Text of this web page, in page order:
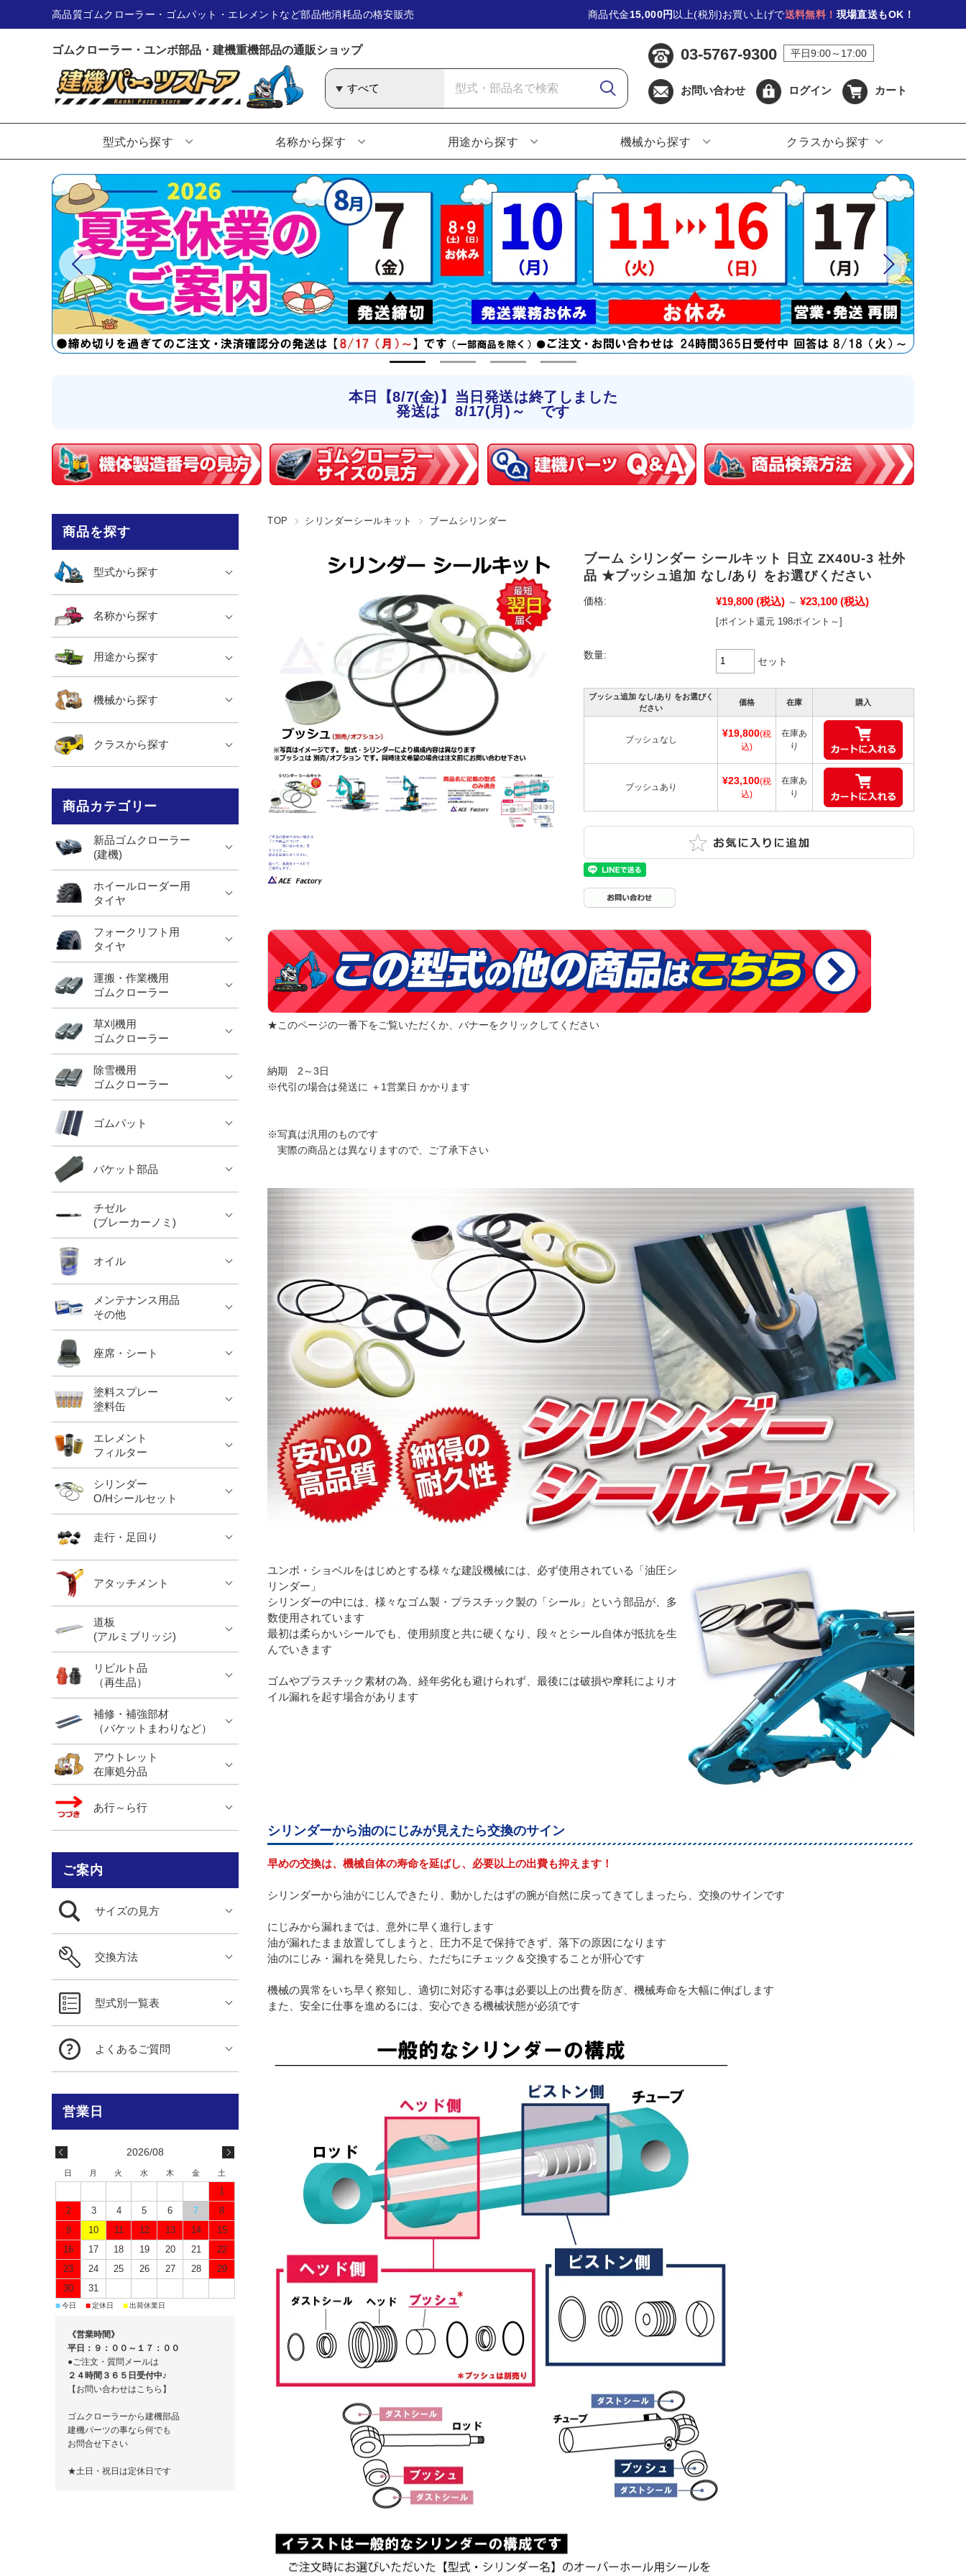
高品質ゴムクローラー・ゴムパット・エレメントなど部品他消耗品の格安販売 商品代金15,000円 以上(税別)お買い上げで送料無料！ 現場直送もOK！
ゴムクローラー・ユンボ部品・建機重機部品の通販ショップ 03-5767-9300 平日9:00～17:00
お問い合わせ ログイン カート
型式から探す 名称から探す 用途から探す 機械から探す クラスから探す
本日【8/7(金)】当日発送は終了しました
発送は 8/17(月)～ です
TOP シリンダーシールキット ブームシリンダー
ブーム シリンダー シールキット 日立 ZX40U-3 社外
品 ★ブッシュ追加 なし/あり をお選びください
価格: ¥19,800 (税込) ～ ¥23,100 (税込)
[ポイント還元 198ポイント～]
数量:
セット
ブッシュ追加 なし/あり をお選びく
ださい
価格 在庫 購入
ブッシュなし
¥19,800(税
込)
在庫あ
り
ブッシュあり
¥23,100(税
込)
在庫あ
り
★このページの一番下をご覧いただくか、バナーをクリックしてください
納期 2～3日
※代引の場合は発送に ＋1営業日 かかります
※写真は汎用のものです
実際の商品とは異なりますので、ご了承下さい
ユンボ・ショベルをはじめとする様々な建設機械には、必ず使用されている「油圧シ
リンダー」
シリンダーの中には、様々なゴム製・プラスチック製の「シール」という部品が、多
数使用されています
最初は柔らかいシールでも、使用頻度と共に硬くなり、段々とシール自体が抵抗を生
んでいきます
ゴムやプラスチック素材の為、経年劣化も避けられず、最後には破損や摩耗によりオ
イル漏れを起す場合があります
シリンダーから油のにじみが見えたら交換のサイン
早めの交換は、機械自体の寿命を延ばし、必要以上の出費も抑えます！
シリンダーから油がにじんできたり、動かしたはずの腕が自然に戻ってきてしまったら、交換のサインです
にじみから漏れまでは、意外に早く進行します
油が漏れたまま放置してしまうと、圧力不足で保持できず、落下の原因になります
油のにじみ・漏れを発見したら、ただちにチェック＆交換することが肝心です
機械の異常をいち早く察知し、適切に対応する事は必要以上の出費を防ぎ、機械寿命を大幅に伸ばします
また、安全に仕事を進めるには、安心できる機械状態が必須です
商品を探す
型式から探す
名称から探す
用途から探す
機械から探す
クラスから探す
商品カテゴリー
新品ゴムクローラー
(建機)
ホイールローダー用
タイヤ
フォークリフト用
タイヤ
運搬・作業機用
ゴムクローラー
草刈機用
ゴムクローラー
除雪機用
ゴムクローラー
ゴムパット
バケット部品
チゼル
(ブレーカーノミ)
オイル
メンテナンス用品
その他
座席・シート
塗料スプレー
塗料缶
エレメント
フィルター
シリンダー
O/Hシールセット
走行・足回り
アタッチメント
道板
(アルミブリッジ)
リビルト品
（再生品）
補修・補強部材
（バケットまわりなど）
アウトレット
在庫処分品
あ行～ら行
ご案内
サイズの見方
交換方法
型式別一覧表
よくあるご質問
2026/08
日 月 火 水 木 金 土
1
2
3 4 5 6 7
8
9
10 11 12 13 14
15
16
17 18 19 20 21
22
23
24 25 26 27 28
29
30
31
■今日 ■定休日 ■出荷休業日
《営業時間》
平日：９：００～１７：００
●ご注文・質問メールは
２４時間３６５日受付中♪
【お問い合わせはこちら】
ゴムクローラーから建機部品
建機パーツの事なら何でも
お問合せ下さい
★土日・祝日は定休日です